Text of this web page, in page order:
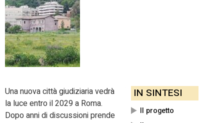
IN SINTESI
Il progetto
Una nuova città giudiziaria vedrà
la luce entro il 2029 a Roma.
Dopo anni di discussioni prende